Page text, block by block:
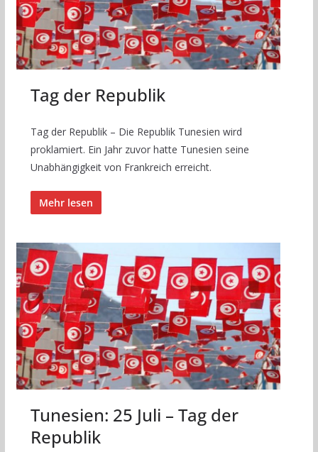
Tag der Republik
Tag der Republik – Die Republik Tunesien wird
proklamiert. Ein Jahr zuvor hatte Tunesien seine
Unabhängigkeit von Frankreich erreicht.
Mehr lesen
Tunesien: 25 Juli – Tag der
Republik